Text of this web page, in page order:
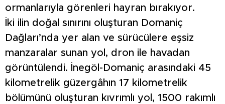
ormanlarıyla görenleri hayran bırakıyor.
İki ilin doğal sınırını oluşturan Domaniç
Dağları’nda yer alan ve sürücülere eşsiz
manzaralar sunan yol, dron ile havadan
görüntülendi. İnegöl-Domaniç arasındaki 45
kilometrelik güzergâhın 17 kilometrelik
bölümünü oluşturan kıvrımlı yol, 1500 rakımlı